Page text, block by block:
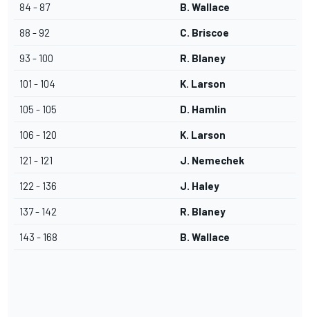
84 - 87 B. Wallace
88 - 92 C. Briscoe
93 - 100 R. Blaney
101 - 104 K. Larson
105 - 105 D. Hamlin
106 - 120 K. Larson
121 - 121 J. Nemechek
122 - 136 J. Haley
137 - 142 R. Blaney
143 - 168 B. Wallace